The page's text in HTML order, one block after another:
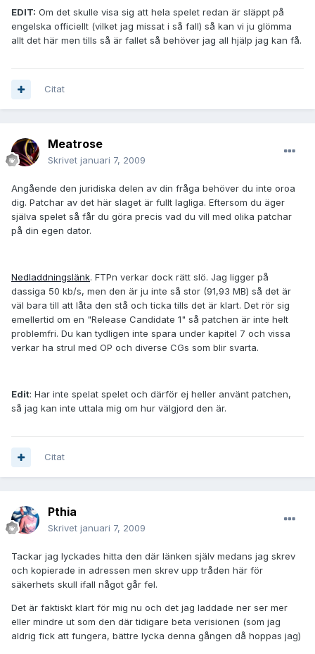
EDIT: Om det skulle visa sig att hela spelet redan är släppt på
engelska officiellt (vilket jag missat i så fall) så kan vi ju glömma
allt det här men tills så är fallet så behöver jag all hjälp jag kan få.
Citat
Meatrose
Skrivet januari 7, 2009
Angående den juridiska delen av din fråga behöver du inte oroa
dig. Patchar av det här slaget är fullt lagliga. Eftersom du äger
själva spelet så får du göra precis vad du vill med olika patchar
på din egen dator.
Nedladdningslänk. FTPn verkar dock rätt slö. Jag ligger på
dassiga 50 kb/s, men den är ju inte så stor (91,93 MB) så det är
väl bara till att låta den stå och ticka tills det är klart. Det rör sig
emellertid om en "Release Candidate 1" så patchen är inte helt
problemfri. Du kan tydligen inte spara under kapitel 7 och vissa
verkar ha strul med OP och diverse CGs som blir svarta.
Edit: Har inte spelat spelet och därför ej heller använt patchen,
så jag kan inte uttala mig om hur välgjord den är.
Citat
Pthia
Skrivet januari 7, 2009
Tackar jag lyckades hitta den där länken själv medans jag skrev
och kopierade in adressen men skrev upp tråden här för
säkerhets skull ifall något går fel.
Det är faktiskt klart för mig nu och det jag laddade ner ser mer
eller mindre ut som den där tidigare beta verisionen (som jag
aldrig fick att fungera, bättre lycka denna gången då hoppas jag)